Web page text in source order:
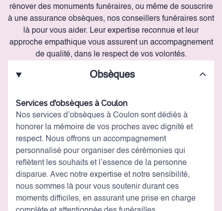
rénover des monuments funéraires, ou même de souscrire
à une assurance obsèques, nos conseillers funéraires sont
là pour vous aider. Leur expertise reconnue et leur
approche empathique vous assurent un accompagnement
de qualité, dans le respect de vos volontés.
Obsèques
Services d'obsèques à Coulon
Nos services d’obsèques à Coulon sont dédiés à
honorer la mémoire de vos proches avec dignité et
respect. Nous offrons un accompagnement
personnalisé pour organiser des cérémonies qui
reflètent les souhaits et l’essence de la personne
disparue. Avec notre expertise et notre sensibilité,
nous sommes là pour vous soutenir durant ces
moments difficiles, en assurant une prise en charge